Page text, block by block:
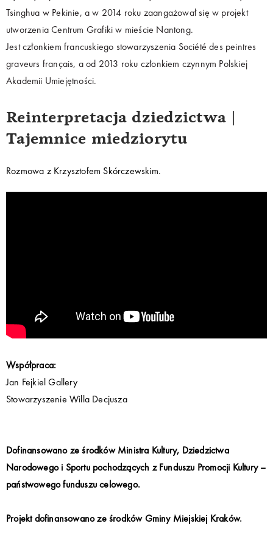
Tsinghua w Pekinie, a w 2014 roku zaangażował się w projekt
utworzenia Centrum Grafiki w mieście Nantong.
Jest członkiem francuskiego stowarzyszenia Société des peintres
graveurs français, a od 2013 roku członkiem czynnym Polskiej
Akademii Umiejętności.
Reinterpretacja dziedzictwa |
Tajemnice miedziorytu
Rozmowa z Krzysztofem Skórczewskim.
Współpraca:
Jan Fejkiel Gallery
Stowarzyszenie Willa Decjusza
Dofinansowano ze środków Ministra Kultury, Dziedzictwa
Narodowego i Sportu pochodzących z Funduszu Promocji Kultury –
państwowego funduszu celowego.
Projekt dofinansowano ze środków Gminy Miejskiej Kraków.